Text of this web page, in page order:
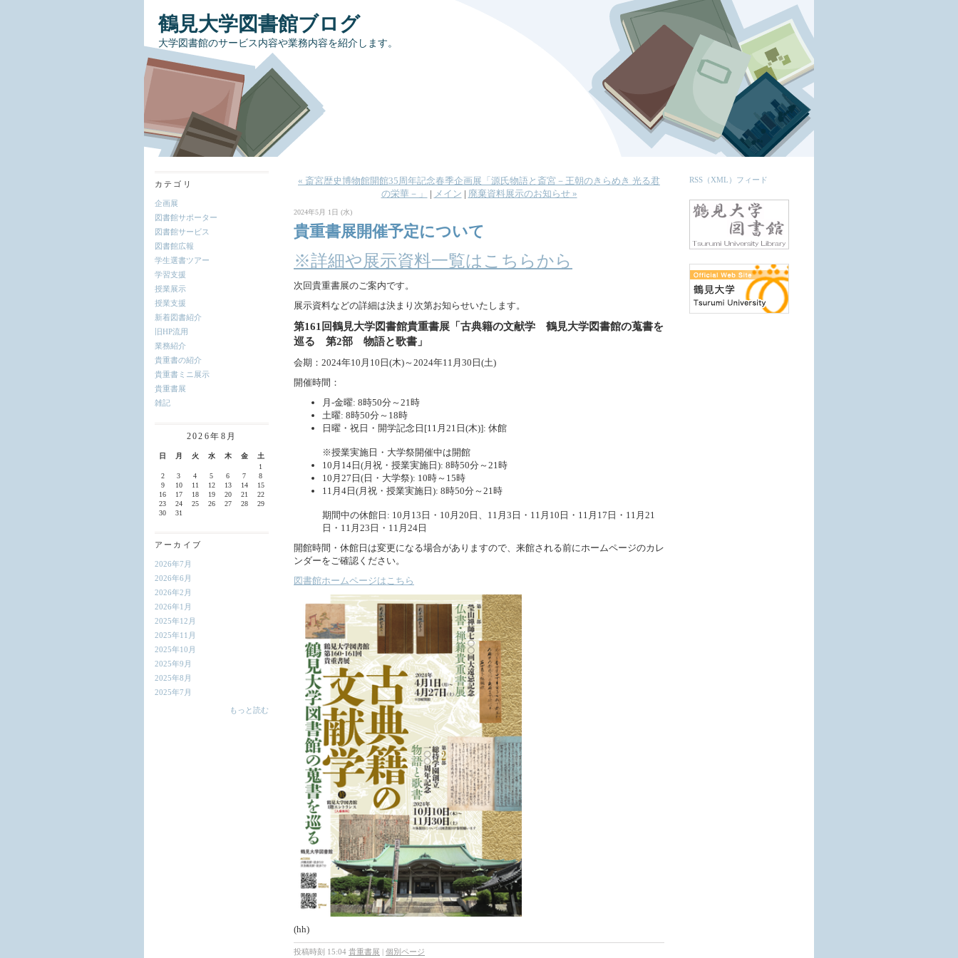
鶴見大学図書館ブログ
大学図書館のサービス内容や業務内容を紹介します。
カテゴリ
企画展
図書館サポーター
図書館サービス
図書館広報
学生選書ツアー
学習支援
授業展示
授業支援
新着図書紹介
旧HP流用
業務紹介
貴重書の紹介
貴重書ミニ展示
貴重書展
雑記
2026年8月
日 月 火 水 木 金
土
1
2
3 4 5 6 7
8
9
10 11 12 13 14
15
16
17 18 19 20 21
22
23
24 25 26 27 28
29
30
31
アーカイブ
2026年7月
2026年6月
2026年2月
2026年1月
2025年12月
2025年11月
2025年10月
2025年9月
2025年8月
2025年7月
もっと読む
« 斎宮歴史博物館開館35周年記念春季企画展「源氏物語と斎宮－王朝のきらめき 光る君
の栄華－」
| メイン | 廃棄資料展示のお知らせ »
2024年5月 1日 (水)
貴重書展開催予定について
※詳細や展示資料一覧はこちらから
次回貴重書展のご案内です。
展示資料などの詳細は決まり次第お知らせいたします。
第161回鶴見大学図書館貴重書展「古典籍の文献学 鶴見大学図書館の蒐書を
巡る 第2部 物語と歌書」
会期： 2024年10月10日 (木)～ 2024年11月30日 (土)
開催時間：
月-金曜: 8時50分～21時
土曜: 8時50分～18時
日曜・祝日・開学記念日[11月21日(木)]: 休館
※授業実施日・大学祭開催中は開館
10月14日(月祝・授業実施日): 8時50分～21時
10月27日(日・大学祭): 10時～15時
11月4日(月祝・授業実施日): 8時50分～21時
期間中の休館日: 10月13日・10月20日、11月3日・11月10日・11月17日・11月21
日・11月23日・11月24日
開館時間・休館日は変更になる場合がありますので、来館される前にホームページのカレ
ンダーをご確認ください。
図書館ホームページはこちら
(hh)
投稿時刻 15:04 貴重書展 個別ページ
RSS（XML）フィード